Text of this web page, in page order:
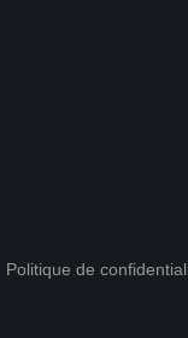
Politique de